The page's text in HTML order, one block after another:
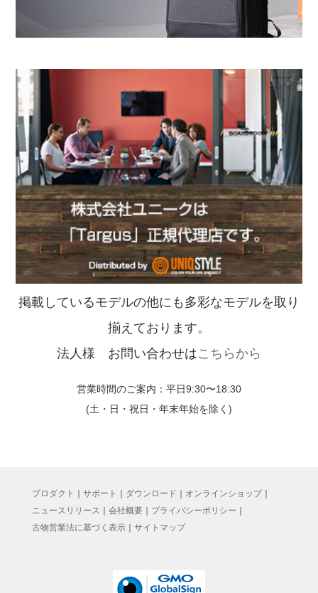
掲載しているモデルの他にも多彩なモデルを取り
揃えております。
法人様 お問い合わせはこちらから
営業時間のご案内：平日9:30〜18:30
(土・日・祝日・年末年始を除く)
プロダクト ｜ サポート ｜ ダウンロード ｜ オンラインショップ｜
ニュースリリース ｜ 会社概要｜ プライバシーポリシー ｜
古物営業法に基づく表示｜ サイトマップ